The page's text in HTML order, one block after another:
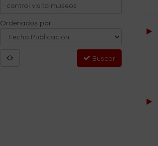
Ordenados por
Buscar